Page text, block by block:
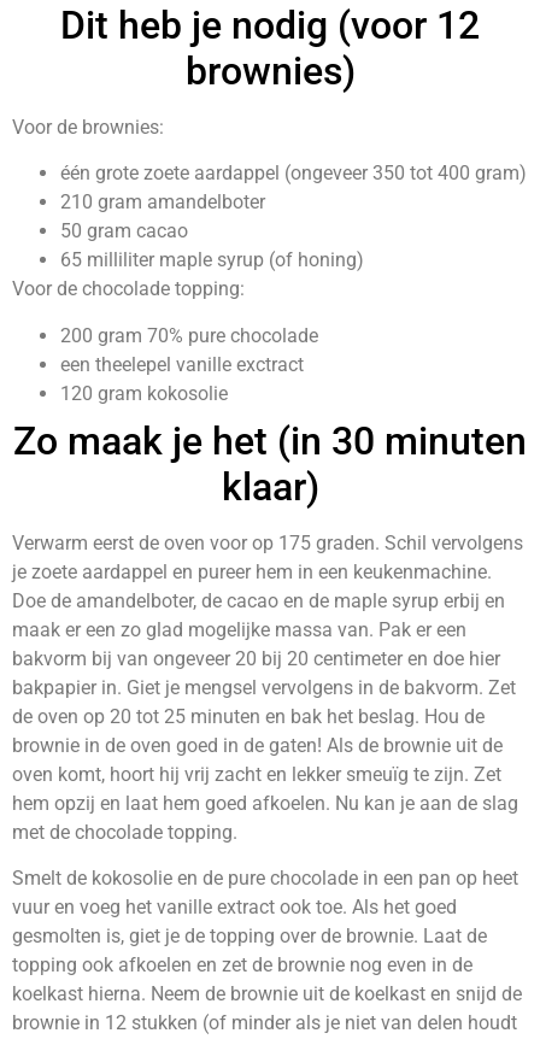
Dit heb je nodig (voor 12
brownies)
Voor de brownies:
één grote zoete aardappel (ongeveer 350 tot 400 gram)
210 gram amandelboter
50 gram cacao
65 milliliter maple syrup (of honing)
Voor de chocolade topping:
200 gram 70% pure chocolade
een theelepel vanille exctract
120 gram kokosolie
Zo maak je het (in 30 minuten
klaar)
Verwarm eerst de oven voor op 175 graden. Schil vervolgens
je zoete aardappel en pureer hem in een keukenmachine.
Doe de amandelboter, de cacao en de maple syrup erbij en
maak er een zo glad mogelijke massa van. Pak er een
bakvorm bij van ongeveer 20 bij 20 centimeter en doe hier
bakpapier in. Giet je mengsel vervolgens in de bakvorm. Zet
de oven op 20 tot 25 minuten en bak het beslag. Hou de
brownie in de oven goed in de gaten! Als de brownie uit de
oven komt, hoort hij vrij zacht en lekker smeuïg te zijn. Zet
hem opzij en laat hem goed afkoelen. Nu kan je aan de slag
met de chocolade topping.
Smelt de kokosolie en de pure chocolade in een pan op heet
vuur en voeg het vanille extract ook toe. Als het goed
gesmolten is, giet je de topping over de brownie. Laat de
topping ook afkoelen en zet de brownie nog even in de
koelkast hierna. Neem de brownie uit de koelkast en snijd de
brownie in 12 stukken (of minder als je niet van delen houdt